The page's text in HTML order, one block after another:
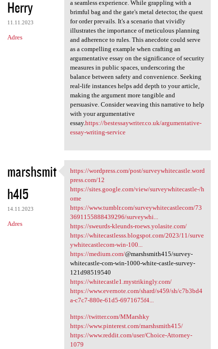
Herry
11.11.2023
Adres
a seamless experience. While grappling with a
brimful bag and the gate's metal detector, the quest
for order prevails. It's a scenario that vividly
illustrates the importance of meticulous planning
and adherence to rules. This anecdote could serve
as a compelling example when crafting an
argumentative essay on the significance of security
measures in public spaces, underscoring the
balance between safety and convenience. Seeking
real-life instances helps add depth to your article,
making the argument more tangible and
persuasive. Consider weaving this narrative to help
with your argumentative
essay.https://bestessaywriter.co.uk/argumentative-
essay-writing-service
marshsmit
h415
14.11.2023
Adres
https://wordpress.com/post
https://wordpress.com/post/surveywhitecastle.word
press.com/12
https://sites.google.com/view/surveywhitecastle-/h
ome
https://www.tumblr.com/surveywhitecastlecom/73
3691155888439296/surveywhi...
https://sweurds-kleunds-roews.yolasite.com/
https://whitecastlesss.blogspot.com/2023/11/surve
ywhitecastlecom-win-100...
https://medium.com/@marshsmith415/survey-
whitecastle-com-win-1000-white-castle-survey-
121d98519540
https://whitecastle1.mystrikingly.com/
https://www.evernote.com/shard/s459/sh/c7b3bd4
a-c7c7-880e-61d5-6971675f4...
https://twitter.com/MMarshky
https://www.pinterest.com/marshsmith415/
https://www.reddit.com/user/Choice-Attorney-
1079